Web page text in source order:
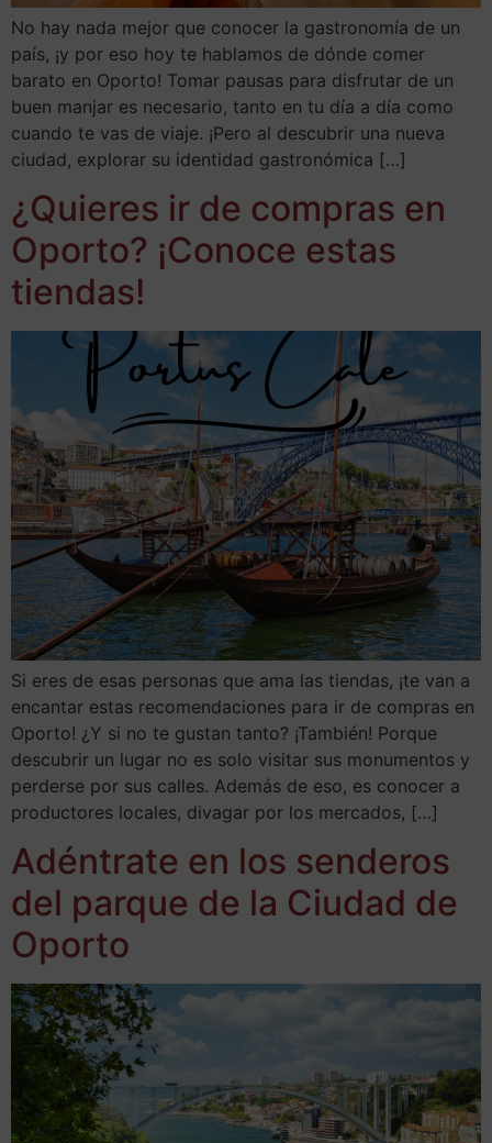
No hay nada mejor que conocer la gastronomía de un
país, ¡y por eso hoy te hablamos de dónde comer
barato en Oporto! Tomar pausas para disfrutar de un
buen manjar es necesario, tanto en tu día a día como
cuando te vas de viaje. ¡Pero al descubrir una nueva
ciudad, explorar su identidad gastronómica […]
¿Quieres ir de compras en
Oporto? ¡Conoce estas
tiendas!
Si eres de esas personas que ama las tiendas, ¡te van a
encantar estas recomendaciones para ir de compras en
Oporto! ¿Y si no te gustan tanto? ¡También! Porque
descubrir un lugar no es solo visitar sus monumentos y
perderse por sus calles. Además de eso, es conocer a
productores locales, divagar por los mercados, […]
Adéntrate en los senderos
del parque de la Ciudad de
Oporto